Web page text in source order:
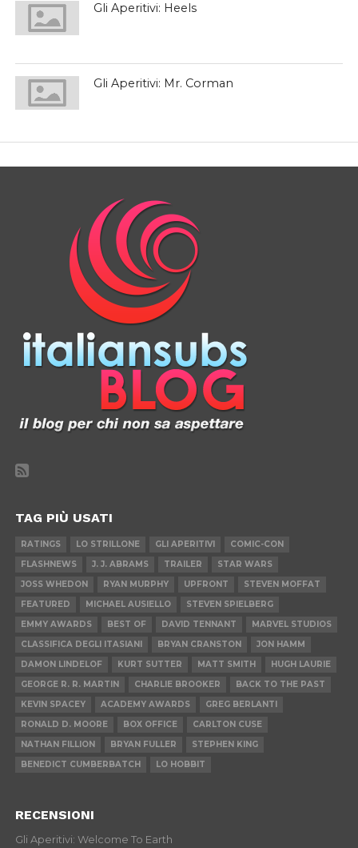
Gli Aperitivi: Heels
Gli Aperitivi: Mr. Corman
TAG PIÙ USATI
RATINGS LO STRILLONE GLI APERITIVI
COMIC-CON
FLASHNEWS
J. J. ABRAMS TRAILER
STAR WARS
JOSS WHEDON
RYAN MURPHY UPFRONT
STEVEN MOFFAT
FEATURED
MICHAEL AUSIELLO
STEVEN SPIELBERG
EMMY AWARDS
BEST OF DAVID TENNANT
MARVEL STUDIOS
CLASSIFICA DEGLI ITASIANI
BRYAN CRANSTON
JON HAMM
DAMON LINDELOF
KURT SUTTER MATT SMITH
HUGH LAURIE
GEORGE R. R. MARTIN
CHARLIE BROOKER
BACK TO THE PAST
KEVIN SPACEY
ACADEMY AWARDS
GREG BERLANTI
RONALD D. MOORE
BOX OFFICE
CARLTON CUSE
NATHAN FILLION
BRYAN FULLER
STEPHEN KING
BENEDICT CUMBERBATCH
LO HOBBIT
RECENSIONI
Gli Aperitivi: Welcome To Earth